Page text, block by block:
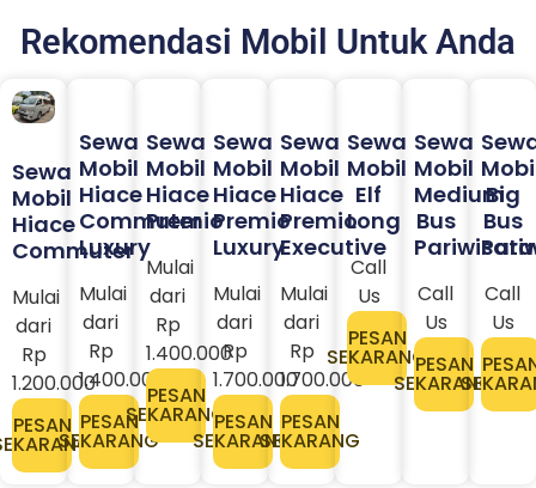
Rekomendasi Mobil Untuk Anda
Sewa
Mobil
Hiace
Commuter
Mulai
dari
Rp
1.200.000
PESAN
Sewa
Mobil
Hiace
Commuter
Luxury
Mulai
dari
Rp
1.400.000
PESAN
SEKARANG
Sewa
Mobil
Hiace
Premio
Mulai
dari
Rp
1.400.000
PESAN
SEKARANG
Sewa
Mobil
Hiace
Premio
Luxury
Mulai
dari
Rp
1.700.000
PESAN
SEKARANG
Sewa
Mobil
Hiace
Premio
Executive
Mulai
dari
Rp
1.700.000
PESAN
SEKARANG
Sewa
Mobil
Elf
Long
Call
Us
PESAN
SEKARANG
Sewa
Mobil
Medium
Bus
Pariwisata
Call
Us
PESAN
SEKARANG
Big
Bus
Call
Us